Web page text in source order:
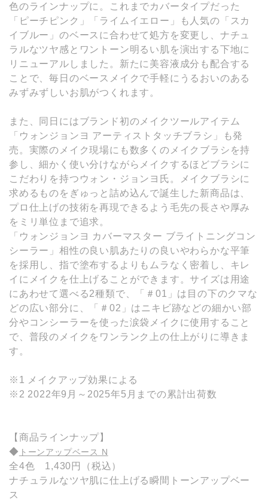
色のラインナップに。これまでカバータイプだった
「ピーチピンク」「ライムイエロー」も人気の「スカ
イブルー」のベースに合わせて処方を変更し、ナチュ
ラルなツヤ感とワントーン明るい肌を演出する下地に
リニューアルしました。新たに美容液成分も配合する
ことで、毎日のベースメイクで手軽にうるおいのある
みずみずしいお肌がつくれます。
また、同日にはブランド初のメイクツールアイテム
「ウォンジョンヨ アーティストタッチブラシ」も発
売。実際のメイク現場にも数多くのメイクブラシを持
参し、細かく使い分けながらメイクするほどブラシに
こだわりを持つウォン・ジョンヨ氏。メイクブラシに
求めるものをぎゅっと詰め込んで誕生した新商品は、
プロ仕上げの技術を再現できるよう毛先の長さや厚み
をミリ単位まで追求。
「ウォンジョンヨ カバーマスター ブライトニングコン
シーラー」相性の良い肌あたりの良いやわらかな平筆
を採用し、指で塗布するよりもムラなく密着し、キレ
イにメイクを仕上げることができます。サイズは用途
にあわせて選べる2種類で、「＃01」は目の下のクマな
どの広い部分に、「＃02」はニキビ跡などの細かい部
分やコンシーラーを使った涙袋メイクに使用すること
で、普段のメイクをワンランク上の仕上がりに導きま
す。
※1 メイクアップ効果による
※2 2022年9月～2025年5月までの累計出荷数
【商品ラインナップ】
◆ トーンアップベース N
全4色 1,430円（税込）
ナチュラルなツヤ肌に仕上げる瞬間トーンアップベー
ス